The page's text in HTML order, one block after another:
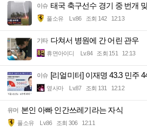
이슈 태국 축구선수 경기 중 번개
풀소유 Lv.86 조회 142 12:13
기타 다쳐서 병원에 간 어린 관우
휴면아이디 Lv.84 조회 151 12:13
이슈 [리얼미터] 이재명 43.3 민주
옆사마 Lv.87 조회 131 12:12
유머 본인 아빠 인간쓰레기라는 자식
풀소유 Lv.86 조회 306 12:11